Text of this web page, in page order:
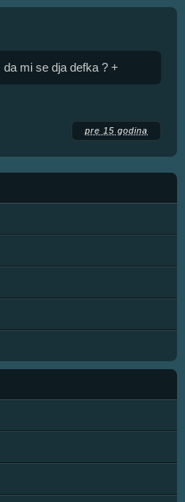
mi se dja defka ? +
pre 15 godina